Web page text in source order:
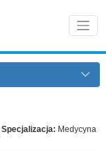
Specjalizacja: Medycyna